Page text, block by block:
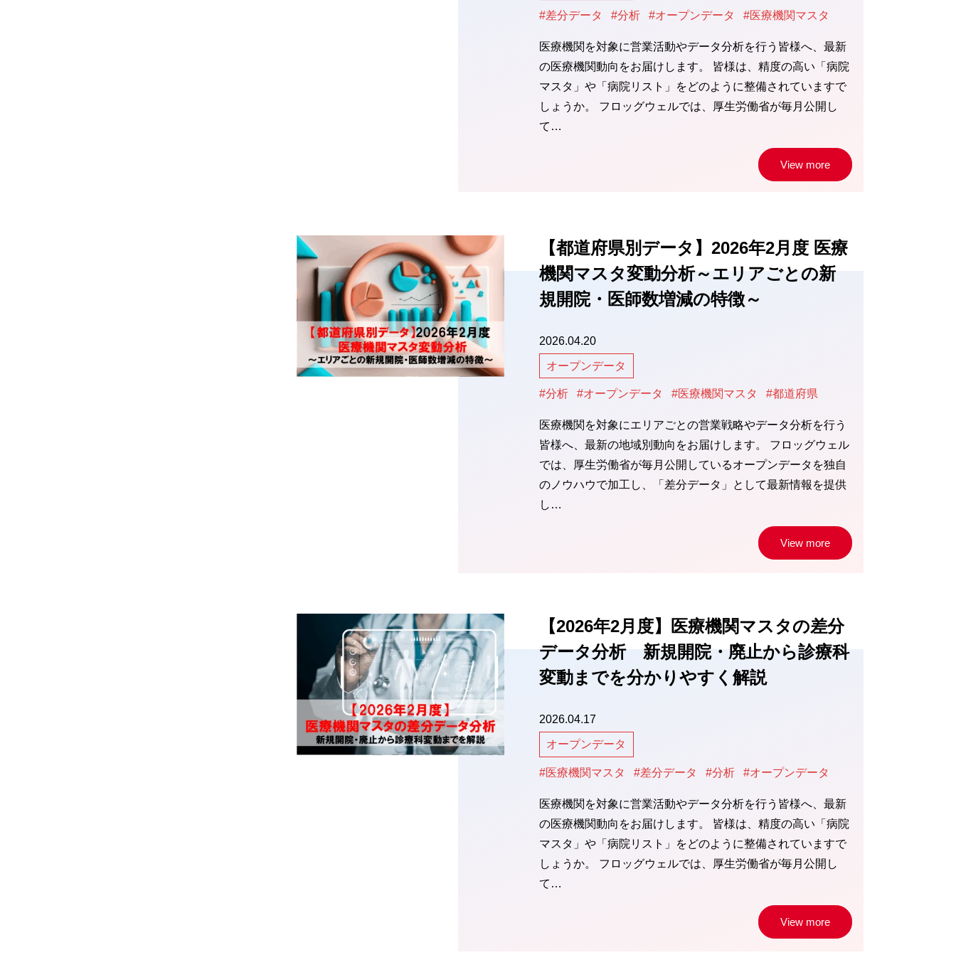
#差分データ #分析 #オープンデータ #医療機関マスタ
医療機関を対象に営業活動やデータ分析を行う皆様へ、最新
の医療機関動向をお届けします。 皆様は、精度の高い「病院
マスタ」や「病院リスト」をどのように整備されていますで
しょうか。 フロッグウェルでは、厚生労働省が毎月公開し
て…
View more
【都道府県別データ】2026年2月度 医療
機関マスタ変動分析～エリアごとの新
規開院・医師数増減の特徴～
2026.04.20
オープンデータ
#分析 #オープンデータ #医療機関マスタ #都道府県
医療機関を対象にエリアごとの営業戦略やデータ分析を行う
皆様へ、最新の地域別動向をお届けします。 フロッグウェル
では、厚生労働省が毎月公開しているオープンデータを独自
のノウハウで加工し、「差分データ」として最新情報を提供
し…
View more
【2026年2月度】医療機関マスタの差分
データ分析 新規開院・廃止から診療科
変動までを分かりやすく解説
2026.04.17
オープンデータ
#医療機関マスタ #差分データ #分析 #オープンデータ
医療機関を対象に営業活動やデータ分析を行う皆様へ、最新
の医療機関動向をお届けします。 皆様は、精度の高い「病院
マスタ」や「病院リスト」をどのように整備されていますで
しょうか。 フロッグウェルでは、厚生労働省が毎月公開し
て…
View more